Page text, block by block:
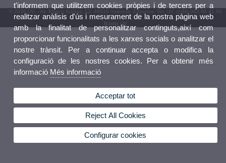
© 2026 UV. - Av. Blasco Ibáñez, 13. 46010 València. Espanya. Tel. UV: (+34) 963 86 41 00
Bústia UV
t'informem que utilitzem cookies pròpies i de tercers per a
realitzar anàlisis d'ús i mesurament de la nostra pàgina web
amb la finalitat de personalitzar continguts,així com
proporcionar funcionalitats a les xarxes socials o analitzar el
nostre trànsit. Per a continuar accepta o modifica la
configuració de les nostres cookies. Per a obtenir més
informació Més informació
Acceptar tot
Reject All Cookies
Configurar cookies